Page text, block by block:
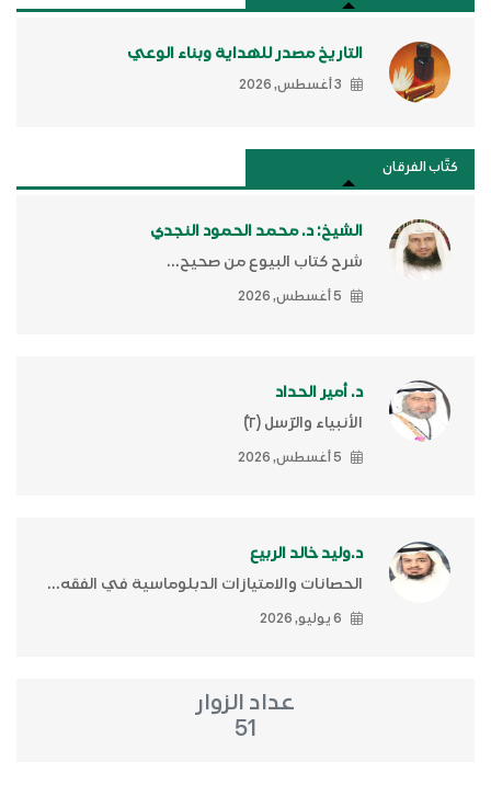
التاريخ مصدر للهداية وبناء الوعي
3 أغسطس, 2026
كتَّاب الفرقان
الشيخ: د. محمد الحمود النجدي
شرح كتاب البيوع من صحيح...
5 أغسطس, 2026
د. أمير الحداد
الأنبياء والرّسل (٢)ّ
5 أغسطس, 2026
د.وليد خالد الربيع
الحصانات والامتيازات الدبلوماسية في الفقه...
6 يوليو, 2026
عداد الزوار
51